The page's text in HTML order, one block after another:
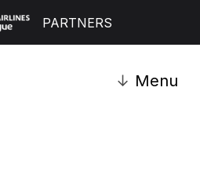
PARTNERS
↓ Menu